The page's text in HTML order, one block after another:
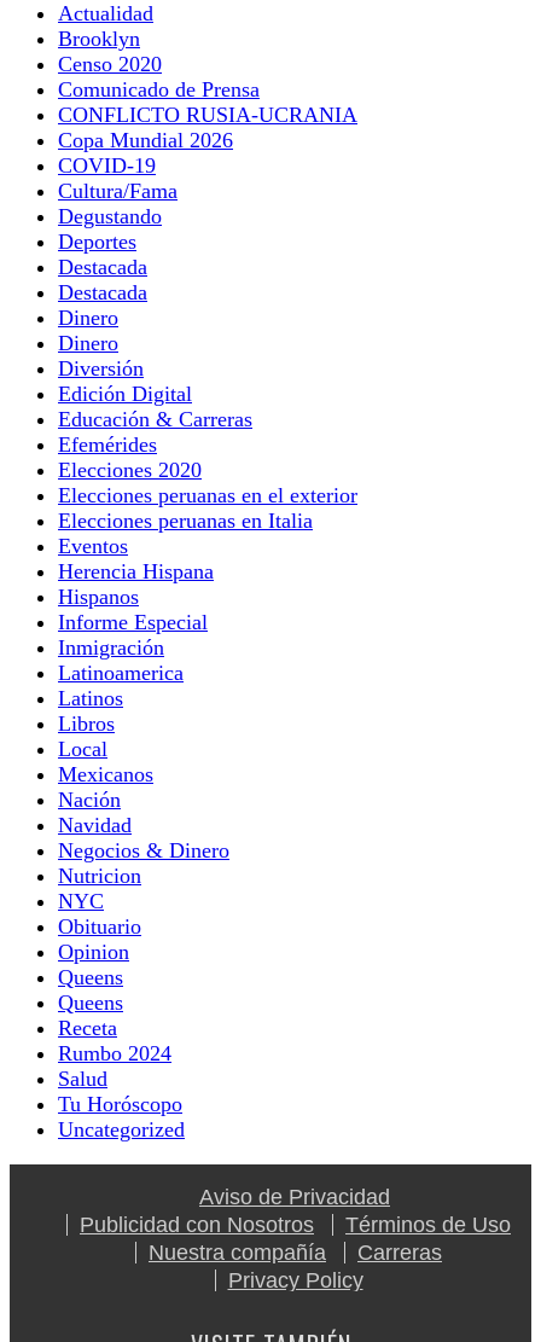
Actualidad
Brooklyn
Censo 2020
Comunicado de Prensa
CONFLICTO RUSIA-UCRANIA
Copa Mundial 2026
COVID-19
Cultura/Fama
Degustando
Deportes
Destacada
Destacada
Dinero
Dinero
Diversión
Edición Digital
Educación & Carreras
Efemérides
Elecciones 2020
Elecciones peruanas en el exterior
Elecciones peruanas en Italia
Eventos
Herencia Hispana
Hispanos
Informe Especial
Inmigración
Latinoamerica
Latinos
Libros
Local
Mexicanos
Nación
Navidad
Negocios & Dinero
Nutricion
NYC
Obituario
Opinion
Queens
Queens
Receta
Rumbo 2024
Salud
Tu Horóscopo
Uncategorized
Aviso de Privacidad
Publicidad con Nosotros
Términos de Uso
Nuestra compañía
Carreras
Privacy Policy